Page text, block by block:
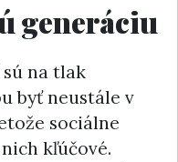
generáciu
na tlak
byť neustále v
sociálne
kľúčové.